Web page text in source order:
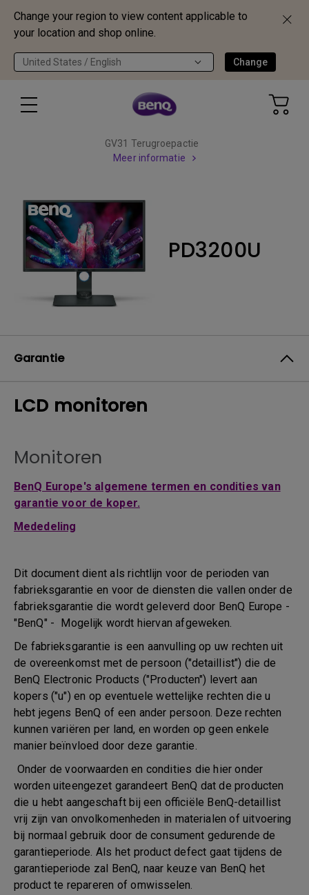
Change your region to view content applicable to
your location and shop online.
United States / English Change
GV31 Terugroepactie
Meer informatie
PD3200U
Garantie
LCD monitoren
Monitoren
BenQ Europe's algemene termen en condities van
garantie voor de koper.
Mededeling
Dit document dient als richtlijn voor de perioden van
fabrieksgarantie en voor de diensten die vallen onder de
fabrieksgarantie die wordt geleverd door BenQ Europe -
"BenQ" - Mogelijk wordt hiervan afgeweken.
De fabrieksgarantie is een aanvulling op uw rechten uit
de overeenkomst met de persoon ("detaillist") die de
BenQ Electronic Products ("Producten") levert aan
kopers ("u") en op eventuele wettelijke rechten die u
hebt jegens BenQ of een ander persoon. Deze rechten
kunnen variëren per land, en worden op geen enkele
manier beïnvloed door deze garantie.
Onder de voorwaarden en condities die hier onder
worden uiteengezet garandeert BenQ dat de producten
die u hebt aangeschaft bij een officiële BenQ-detaillist
vrij zijn van onvolkomenheden in materialen of uitvoering
bij normaal gebruik door de consument gedurende de
garantieperiode. Als het product defect gaat tijdens de
garantieperiode zal BenQ, naar keuze van BenQ het
product te repareren of omwisselen.